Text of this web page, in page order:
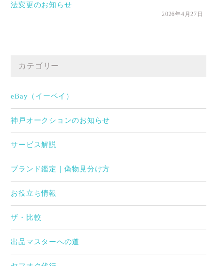
法変更のお知らせ
2026年4月27日
カテゴリー
eBay（イーベイ）
神戸オークションのお知らせ
サービス解説
ブランド鑑定｜偽物見分け方
お役立ち情報
ザ・比較
出品マスターへの道